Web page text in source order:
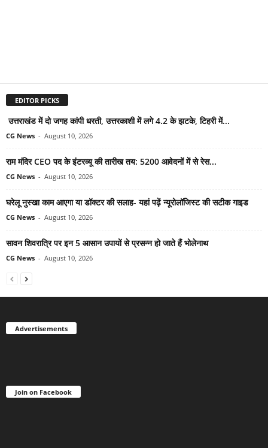
EDITOR PICKS
उत्तराखंड में दो जगह कांपी धरती, उत्तरकाशी में लगे 4.2 के झटके, टिहरी में...
CG News - August 10, 2026
राम मंदिर CEO पद के इंटरव्यू की तारीख तय: 5200 आवेदनों में से रेस...
CG News - August 10, 2026
घरेलू नुस्खा काम आएगा या डॉक्टर की सलाह- यहां पढ़ें न्यूरोलॉजिस्ट की सटीक गाइड
CG News - August 10, 2026
सावन शिवरात्रि पर इन 5 आसान उपायों से प्रसन्न हो जाते हैं भोलेनाथ
CG News - August 10, 2026
Advertisements
Join on Facebook